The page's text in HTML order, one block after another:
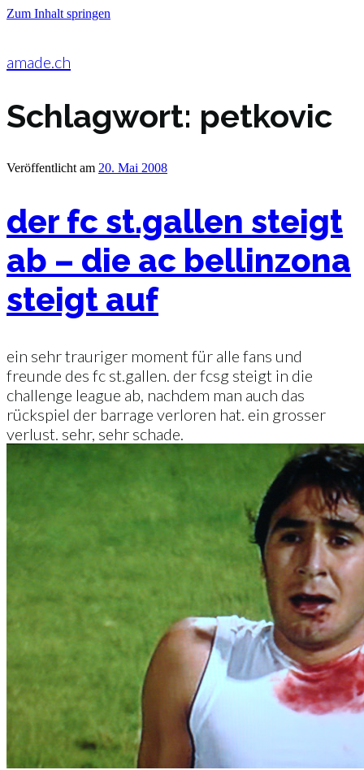
Zum Inhalt springen
amade.ch
Schlagwort: petkovic
Veröffentlicht am 20. Mai 2008
der fc st.gallen steigt
ab – die ac bellinzona
steigt auf
ein sehr trauriger moment für alle fans und
freunde des fc st.gallen. der fcsg steigt in die
challenge league ab, nachdem man auch das
rückspiel der barrage verloren hat. ein grosser
verlust. sehr, sehr schade.